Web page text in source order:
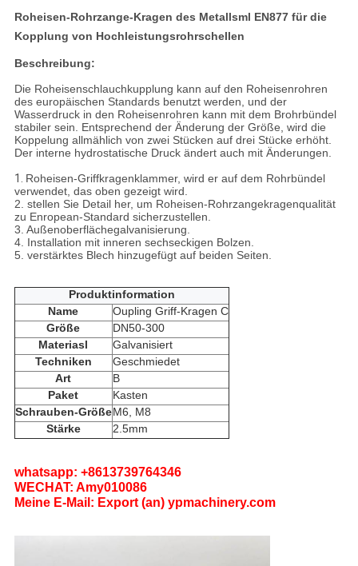
Roheisen-Rohrzange-Kragen des Metallsml EN877 für die
Kopplung von Hochleistungsrohrschellen
Beschreibung:
Die Roheisenschlauchkupplung kann auf den Roheisenrohren
des europäischen Standards benutzt werden, und der
Wasserdruck in den Roheisenrohren kann mit dem Brohrbündel
stabiler sein. Entsprechend der Änderung der Größe, wird die
Koppelung allmählich von zwei Stücken auf drei Stücke erhöht.
Der interne hydrostatische Druck ändert auch mit Änderungen.
1. Roheisen-Griffkragenklammer, wird er auf dem Rohrbündel
verwendet, das oben gezeigt wird.
2. stellen Sie Detail her, um Roheisen-Rohrzangekragenqualität
zu Enropean-Standard sicherzustellen.
3. Außenoberflächegalvanisierung.
4. Installation mit inneren sechseckigen Bolzen.
5. verstärktes Blech hinzugefügt auf beiden Seiten.
Produktinformation
Name
Oupling Griff-Kragen C
Größe
DN50-300
Materiasl
Galvanisiert
Techniken
Geschmiedet
Art
B
Paket
Kasten
Schrauben-GrößeM6, M8
Stärke
2.5mm
whatsapp: +8613739764346
WECHAT: Amy010086
Meine E-Mail: Export (an) ypmachinery.com